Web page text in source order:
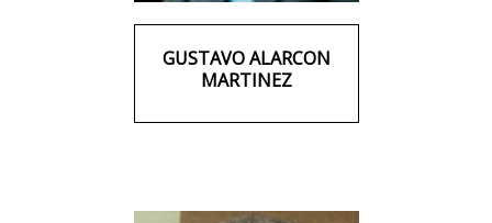
GUSTAVO ALARCON
MARTINEZ